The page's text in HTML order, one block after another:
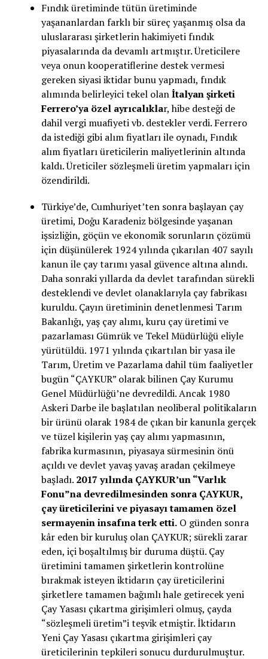
Fındık üretiminde tütün üretiminde
yaşananlardan farklı bir süreç yaşanmış olsa da
uluslararası şirketlerin hakimiyeti fındık
piyasalarında da devamlı artmıştır. Üreticilere
veya onun kooperatiflerine destek vermesi
gereken siyasi iktidar bunu yapmadı, fındık
alımında belirleyici tekel olanİtalyan şirketi
Ferrero’ya özel ayrıcalıklar, hibe desteği de
dahil vergi muafiyeti vb. destekler verdi. Ferrero
da istediği gibi alım fiyatları ile oynadı, Fındık
alım fiyatları üreticilerin maliyetlerinin altında
kaldı. Üreticiler sözleşmeli üretim yapmaları için
özendirildi.
Türkiye’de, Cumhuriyet’ten sonra başlayan çay
üretimi, Doğu Karadeniz bölgesinde yaşanan
işsizliğin, göçün ve ekonomik sorunların çözümü
için düşünülerek 1924 yılında çıkarılan 407 sayılı
kanun ile çay tarımı yasal güvence altına alındı.
Daha sonraki yıllarda da devlet tarafından sürekli
desteklendi ve devlet olanaklarıyla çay fabrikası
kuruldu. Çayın üretiminin denetlenmesi Tarım
Bakanlığı, yaş çay alımı, kuru çay üretimi ve
pazarlaması Gümrük ve Tekel Müdürlüğü eliyle
yürütüldü. 1971 yılında çıkartılan bir yasa ile
Tarım, Üretim ve Pazarlama dahil tüm faaliyetler
bugün “ÇAYKUR” olarak bilinen Çay Kurumu
Genel Müdürlüğü’ne devredildi. Ancak 1980
Askeri Darbe ile başlatılan neoliberal politikaların
bir ürünü olarak 1984 de çıkan bir kanunla gerçek
ve tüzel kişilerin yaş çay alımı yapmasının,
fabrika kurmasının, piyasaya sürmesinin önü
açıldı ve devlet yavaş yavaş aradan çekilmeye
başladı. 2017 yılında ÇAYKUR’un “Varlık
Fonu”na devredilmesinden sonra ÇAYKUR,
çay üreticilerini ve piyasayı tamamen özel
sermayenin insafına terk etti.O günden sonra
kâr eden bir kuruluş olan ÇAYKUR; sürekli zarar
eden, içi boşaltılmış bir duruma düştü. Çay
üretimini tamamen şirketlerin kontrolüne
bırakmak isteyen iktidarın çay üreticilerini
şirketlere tamamen bağımlı hale getirecek yeni
Çay Yasası çıkartma girişimleri olmuş, çayda
“sözleşmeli üretim”i teşvik etmiştir. İktidarın
Yeni Çay Yasası çıkartma girişimleri çay
üreticilerinin tepkileri sonucu durdurulmuştur.